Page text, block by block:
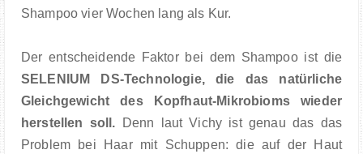
Shampoo vier Wochen lang als Kur.
Der entscheidende Faktor bei dem Shampoo ist die
SELENIUM DS-Technologie, die das natürliche
Gleichgewicht des Kopfhaut-Mikrobioms wieder
herstellen soll. Denn laut Vichy ist genau das das
Problem bei Haar mit Schuppen: die auf der Haut